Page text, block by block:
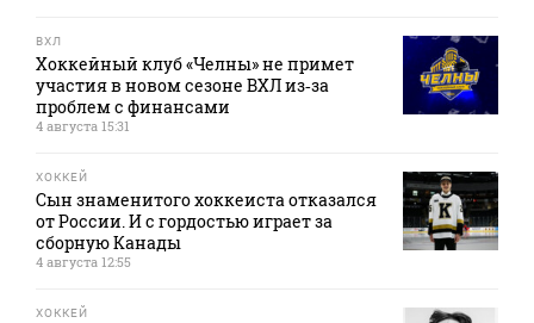
ВХЛ
Хоккейный клуб «Челны» не примет
участия в новом сезоне ВХЛ из‑за
проблем с финансами
4 августа 15:31
ХОККЕЙ
Сын знаменитого хоккеиста отказался
от России. И с гордостью играет за
сборную Канады
4 августа 12:55
ХОККЕЙ